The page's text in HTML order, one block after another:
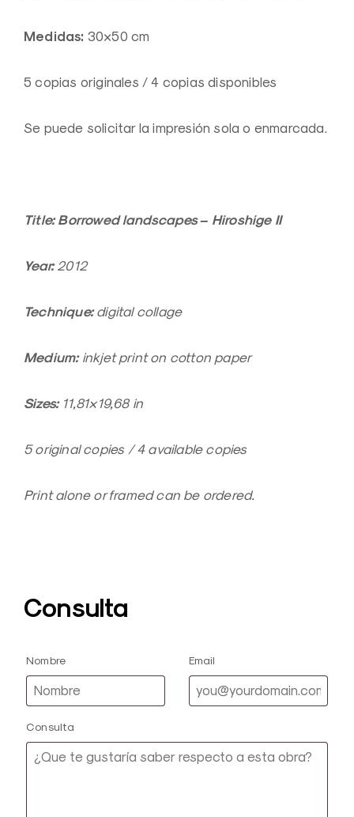
Medidas: 30×50 cm
5 copias originales / 4 copias disponibles
Se puede solicitar la impresión sola o enmarcada.
Title: Borrowed landscapes – Hiroshige II
Year:2012
Technique:digital collage
Medium:inkjet print on cotton paper
Sizes: 11,81×19,68 in
5 original copies / 4 available copies
Print alone or framed can be ordered.
Consulta
Nombre Email
Consulta